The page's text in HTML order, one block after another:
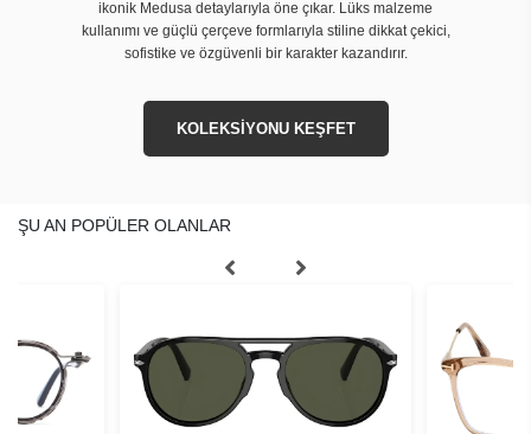
ikonik Medusa detaylarıyla öne çıkar. Lüks malzeme
kullanımı ve güçlü çerçeve formlarıyla stiline dikkat çekici,
sofistike ve özgüvenli bir karakter kazandırır.
KOLEKSİYONU KEŞFET
ŞU AN POPÜLER OLANLAR